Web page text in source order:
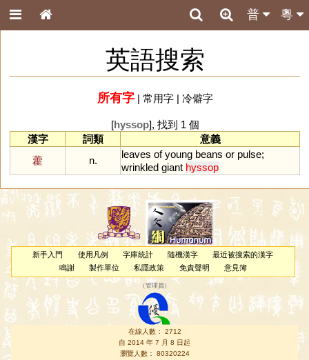
粵
普
英語搜索
所有字| 常用字| 冷僻字
[hyssop], 找到 1 個
漢字
詞類
意義
藿
n.
leaves of young beans or pulse;
wrinkled giant hyssop
新手入門 使用凡例 字庫統計 隨機漢字
最近被搜索的漢字
鳴謝
製作單位 私隱政策 免責聲明 意見簿
（管理員 ）
在線人數： 2712
自 2014 年 7 月 8 日起
瀏覽人數： 80320224